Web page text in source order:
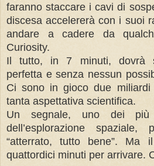
faranno staccare i cavi di
discesa accelererà con i suoi
andare a cadere da
Curiosity.
Il tutto, in 7 minuti, dovrà
perfetta e senza nessun
Ci sono in gioco due
tanta aspettativa scientifica.
Un segnale, uno dei
dell’esplorazione spaziale,
“atterrato, tutto bene”. Ma
quattordici minuti per arrivare.